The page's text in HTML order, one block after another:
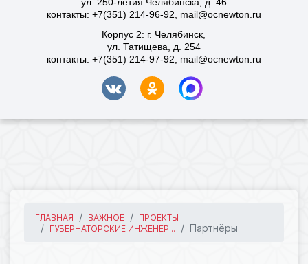
ГЛАВНАЯ ВАЖНОЕ
ПРОЕКТЫ
ГУБЕРНАТОРСКИЕ ИНЖЕНЕР...
Партнёры